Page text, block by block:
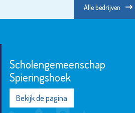
Alle bedrijven
Scholengemeenschap
Spieringshoek
Bekijk de pagina